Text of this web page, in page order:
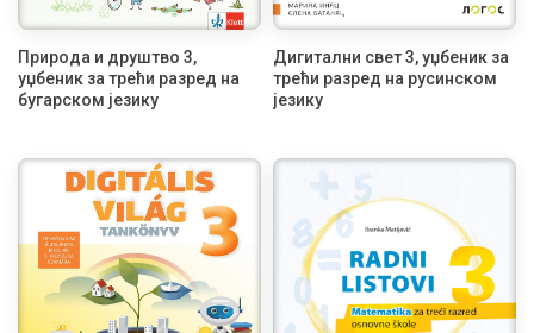
Природа и друштво 3,
уџбеник за трећи разред на
бугарском језику
Дигитални свет 3, уџбеник за
трећи разред на русинском
језику